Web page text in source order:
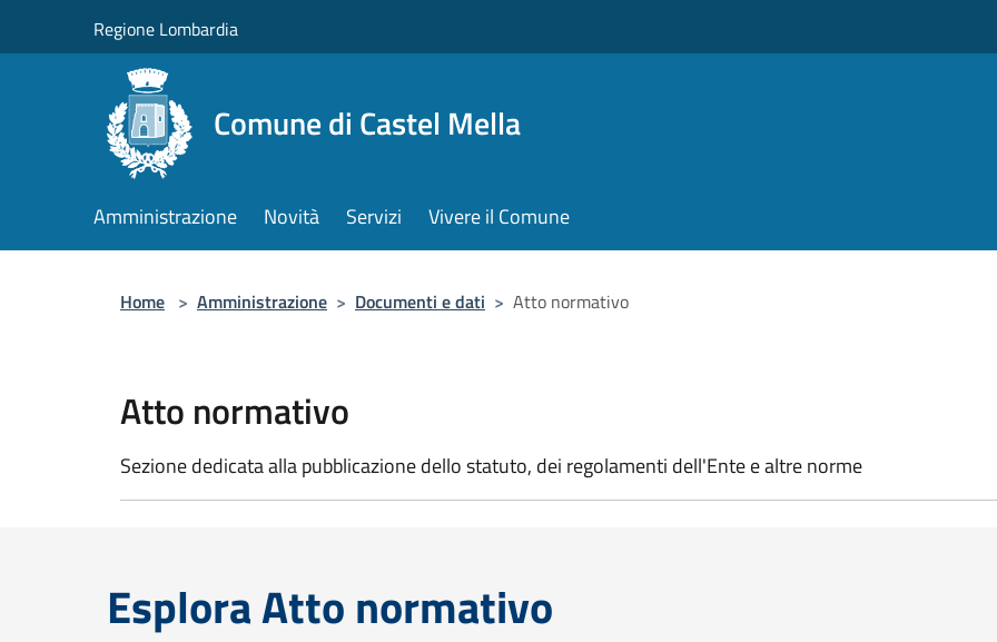
Regione Lombardia
Comune di Castel Mella
Amministrazione Novità Servizi Vivere il Comune
Home > Amministrazione > Documenti e dati > Atto normativo
Atto normativo
Sezione dedicata alla pubblicazione dello statuto, dei regolamenti dell'Ente e altre norme
Esplora Atto normativo